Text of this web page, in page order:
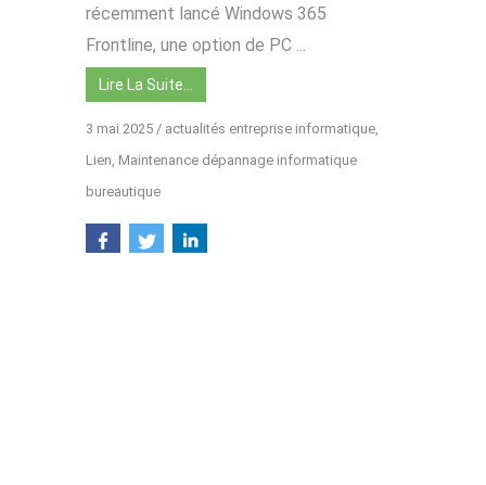
récemment lancé Windows 365
Frontline, une option de PC ...
Lire La Suite…
3 mai 2025 / actualités entreprise informatique
Lien Maintenance dépannage informatique
bureautique